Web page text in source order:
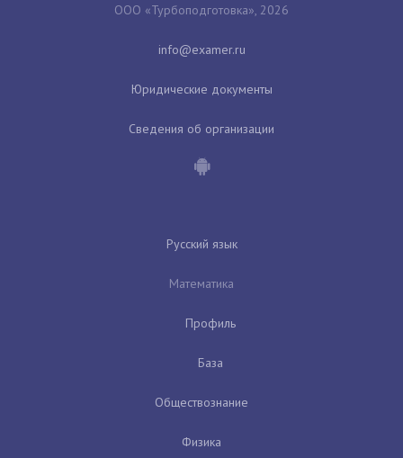
ООО «Турбоподготовка», 2026
Юридические документы
Сведения об организации
Русский язык
Математика
Профиль
База
Обществознание
Физика